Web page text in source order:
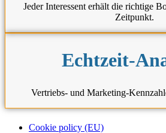
Jeder Interessent erhält die richtige
Zeitpunkt.
Echtzeit-
Vertriebs- und Marketing-
Cookie policy (EU)